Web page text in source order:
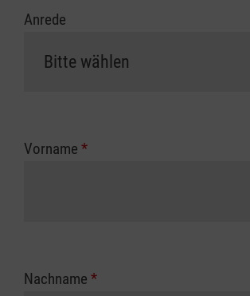
Anrede
Vorname *
Nachname *